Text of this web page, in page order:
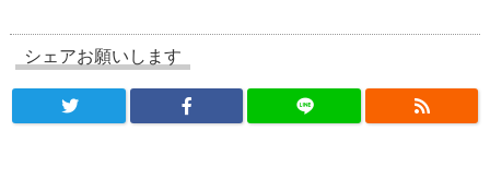
シェアお願いします